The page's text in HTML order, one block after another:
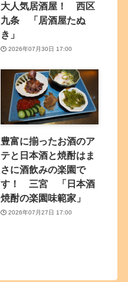
大人気居酒屋！ 西区
九条 「居酒屋たぬ
き」
2026年07月30日 17:00
豊富に揃ったお酒のア
テと日本酒と焼酎はま
さに酒飲みの楽園で
す！ 三宮 「日本酒
焼酎の楽園味範家」
2026年07月27日 17:00